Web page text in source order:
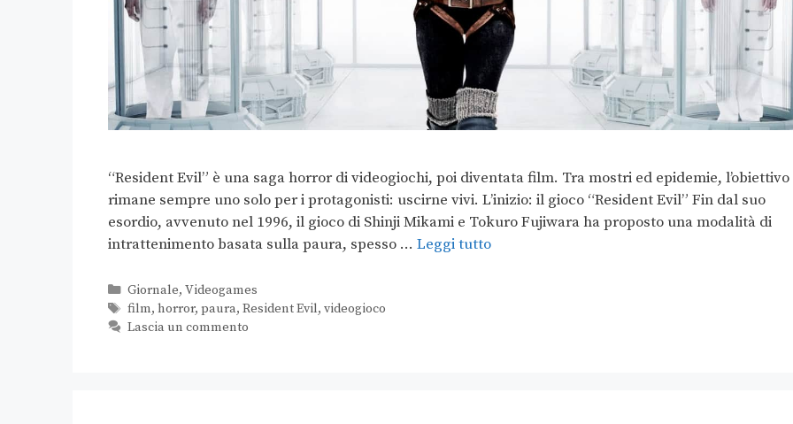
“Resident Evil” è una saga horror di videogiochi, poi diventata film. Tra mostri ed epidemie, l’obiettivo
rimane sempre uno solo per i protagonisti: uscirne vivi. L’inizio: il gioco “Resident Evil” Fin dal suo
esordio, avvenuto nel 1996, il gioco di Shinji Mikami e Tokuro Fujiwara ha proposto una modalità di
intrattenimento basata sulla paura, spesso … Leggi tutto
Giornale, Videogames
film, horror, paura, Resident Evil, videogioco
Lascia un commento